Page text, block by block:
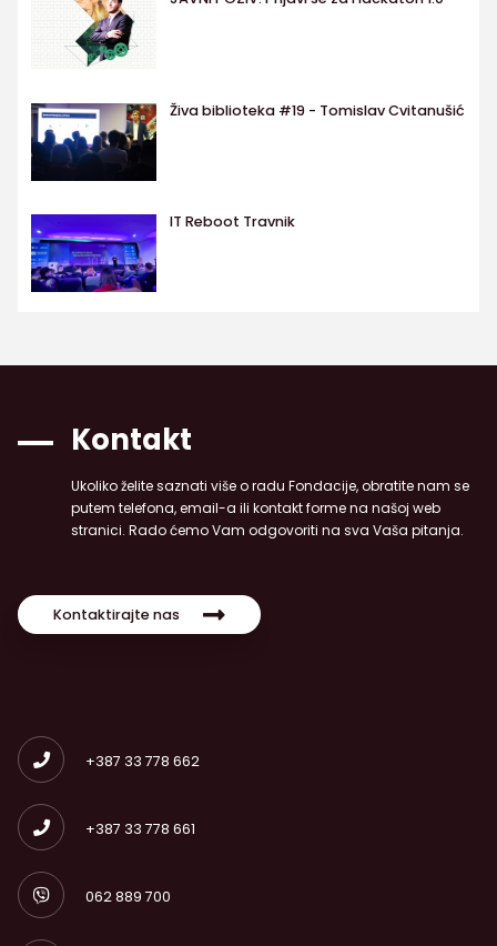
Živa biblioteka #19 - Tomislav Cvitanušić
IT Reboot Travnik
Kontakt
Ukoliko želite saznati više o radu Fondacije, obratite nam se
putem telefona, email-a ili kontakt forme na našoj web
stranici. Rado ćemo Vam odgovoriti na sva Vaša pitanja.
Kontaktirajte nas
+387 33 778 662
+387 33 778 661
062 889 700